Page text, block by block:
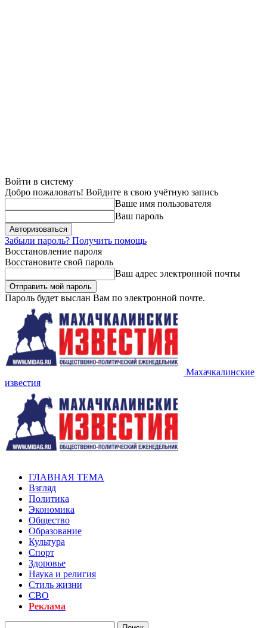
Войти в систему
Добро пожаловать! Войдите в свою учётную запись
Ваше имя пользователя
Ваш пароль
Забыли пароль? Получить помощь
Восстановление пароля
Восстановите свой пароль
Ваш адрес электронной почты
Пароль будет выслан Вам по электронной почте.
Махачкалинские
известия
ГЛАВНАЯ ТЕМА
Взгляд
Политика
Экономика
Общество
Образование
Культура
Спорт
Здоровье
Наука и религия
Стиль жизни
СВО
Реклама